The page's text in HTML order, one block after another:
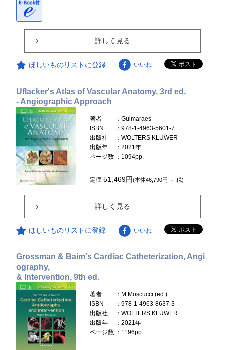
詳しく見る
ほしいものリストに登録 いいね
Uflacker's Atlas of Vascular Anatomy, 3rd ed.
- Angiographic Approach
著者
：Guimaraes
ISBN
：978-1-4963-5601-7
出版社
：WOLTERS KLUWER
出版年
：2021年
ページ数 ：1094pp.
定価51,469円(本体46,790円 ＋ 税)
詳しく見る
ほしいものリストに登録 いいね
Grossman & Baim's Cardiac Catheterization, Angi
ography,
& Intervention, 9th ed.
著者
：M.Moscucci (ed.)
ISBN
：978-1-4963-8637-3
出版社
：WOLTERS KLUWER
出版年
：2021年
ページ数 ：1196pp.